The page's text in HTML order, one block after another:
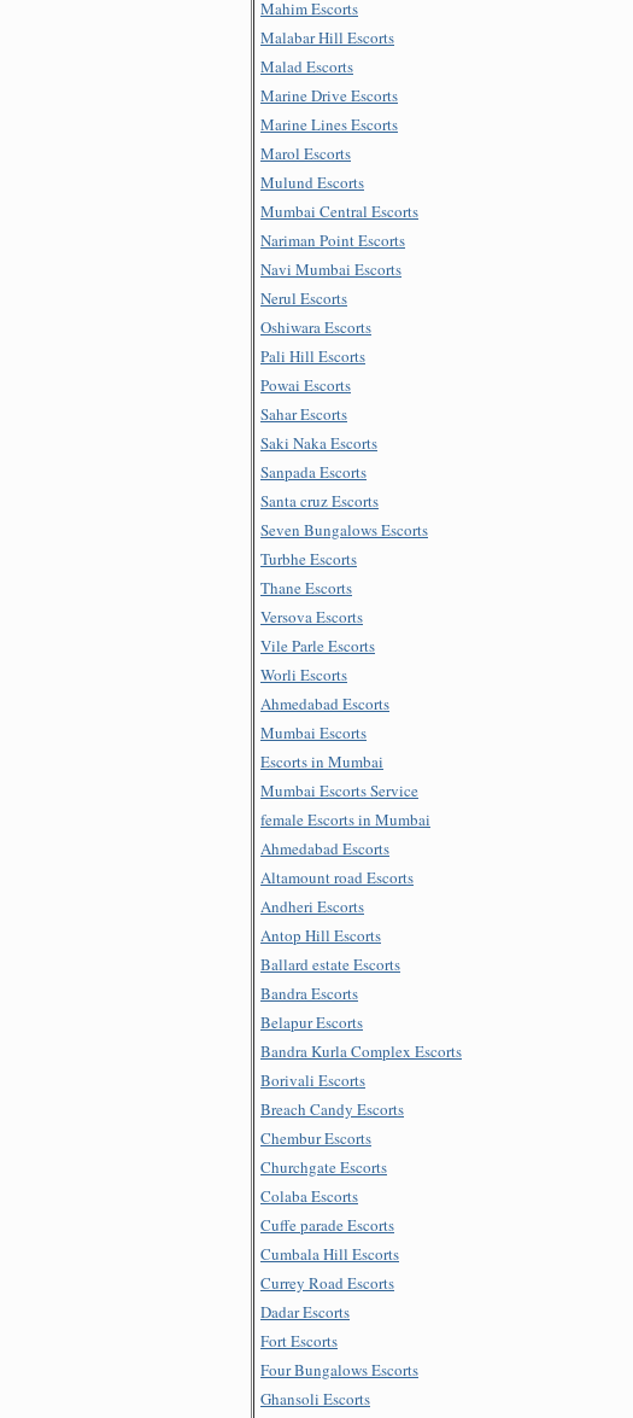
Mahim Escorts
Malabar Hill Escorts
Malad Escorts
Marine Drive Escorts
Marine Lines Escorts
Marol Escorts
Mulund Escorts
Mumbai Central Escorts
Nariman Point Escorts
Navi Mumbai Escorts
Nerul Escorts
Oshiwara Escorts
Pali Hill Escorts
Powai Escorts
Sahar Escorts
Saki Naka Escorts
Sanpada Escorts
Santa cruz Escorts
Seven Bungalows Escorts
Turbhe Escorts
Thane Escorts
Versova Escorts
Vile Parle Escorts
Worli Escorts
Ahmedabad Escorts
Mumbai Escorts
Escorts in Mumbai
Mumbai Escorts Service
female Escorts in Mumbai
Ahmedabad Escorts
Altamount road Escorts
Andheri Escorts
Antop Hill Escorts
Ballard estate Escorts
Bandra Escorts
Belapur Escorts
Bandra Kurla Complex Escorts
Borivali Escorts
Breach Candy Escorts
Chembur Escorts
Churchgate Escorts
Colaba Escorts
Cuffe parade Escorts
Cumbala Hill Escorts
Currey Road Escorts
Dadar Escorts
Fort Escorts
Four Bungalows Escorts
Ghansoli Escorts